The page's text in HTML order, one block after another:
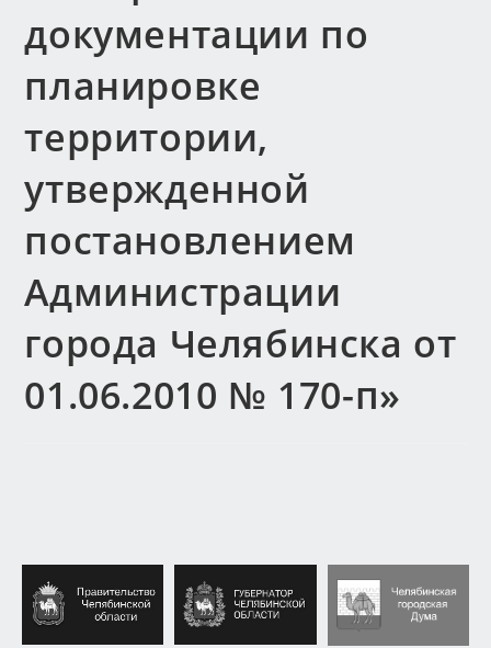
документации по
планировке
территории,
утвержденной
постановлением
Администрации
города Челябинска от
01.06.2010 № 170-п»